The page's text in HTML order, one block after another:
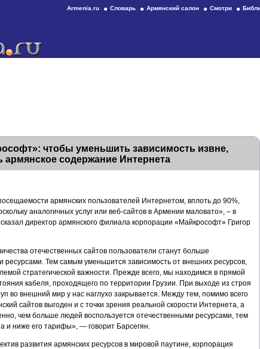
Armenia.ru Словарь Армянский салон Смотри
чтобы уменьшить зависимость извне,
армянское содержание Интернета
армянских пользователей Интернетом, вплоть до 90%,
аналогичных услуг или веб-сайтов в Армении маловато», – в
директор армянского филиала корпорации «Майкрософт» Григор
отечественных сайтов пользователи станут больше
ресурсами. Тем самым уменьшится зависимость от внешних ресурсов,
стратегической важности. Прежде всего, мы находимся в прямой
кабеля, проходящего по территории Грузии. При выходе из строя
во внешний мир у нас наглухо закрывается. Между тем, помимо всего
сайтов выгоден и с точки зрения реальной скорости Интернета, а
чем больше людей воспользуется отечественными ресурсами, тем
и ниже его тарифы», — говорит Барсегян.
развития армянских ресурсов в мировой паутине, корпорация